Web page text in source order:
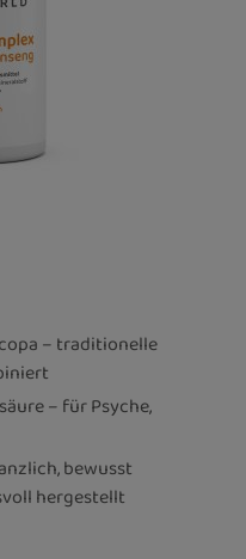
– traditionelle
– für Psyche,
bewusst
hergestellt